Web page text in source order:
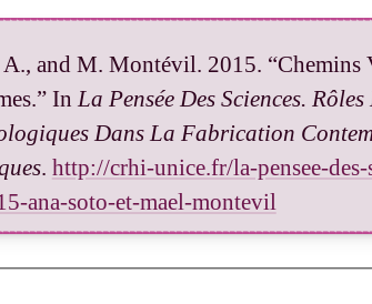
A., and M. Montévil. 2015. “Chemins
InLa Pensée Des Sciences.
Dans La Fabrication
. http://crhi-unice.fr/la-pensee-
ana-soto-et-mael-montevil